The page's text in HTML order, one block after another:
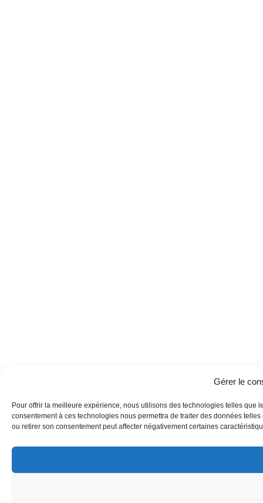
Gérer le
Pour offrir la meilleure expérience, nous utilisons des technologies telles
consentement à ces technologies nous permettra de traiter des données
ou retirer son consentement peut affecter négativement certaines